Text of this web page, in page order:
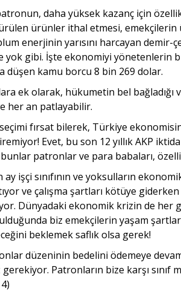
daha yüksek kazanç için
ürünler ithal etmesi,
enerjinin yarısını harcayan
yok gibi. İşte ekonomiyi yönetenlerin
düşen kamu borcu 8 bin 269 dolar.
ek olarak, hükumetin bel
her an patlayabilir.
fırsat bilerek, Türkiye
Evet, bu son 12 yıllık AKP
patronlar ve para babaları,
ay işçi sınıfının ve yoksulların
ve çalışma şartları kötüye
Dünyadaki ekonomik krizin de her
biz emekçilerin yaşam
beklemek saflık olsa gerek!
düzeninin bedelini ödemeye
Patronların bize karşı sınıf